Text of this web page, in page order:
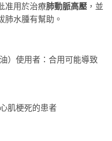
准用於治療肺動脈高壓 ，並
肺水腫有幫助。
）使用者：合用可能導致
肌梗死的患者